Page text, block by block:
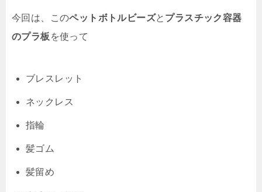
今回は、このペットボトルビーズと プラスチック容器
のプラ板 を使って
ブレスレット
ネックレス
指輪
髪ゴム
髪留め